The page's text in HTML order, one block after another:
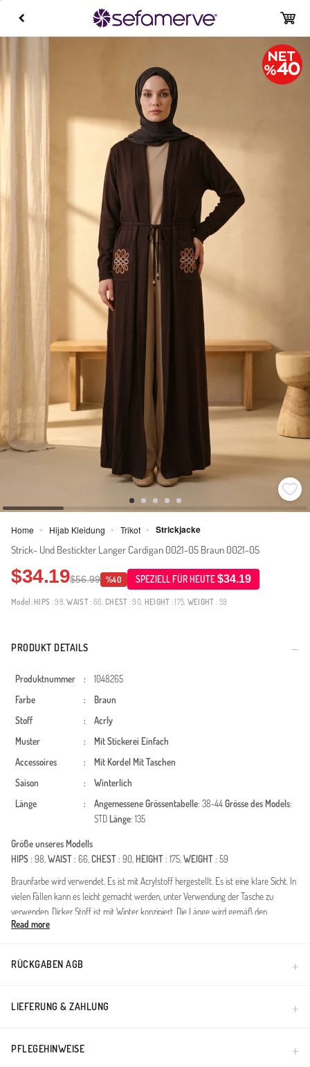
Home > Hijab Kleidung > Trikot > Strickjacke
Strick- Und Bestickter Langer Cardigan 0021-05 Braun 0021-05
$34.19$56.99 %40 SPEZIELL FÜR HEUTE$34.19
Model: HIPS : 98,WAIST: 66,CHEST : 90, HEIGHT : 175, WEIGHT : 59
PRODUKT DETAILS
Produktnummer :
1048265
Farbe
:
Braun
Stoff
:
Acrly
Muster
: Mit Stickerei Einfach
Accessoires
: Mit Kordel Mit Taschen
Saison
:
Winterlich
Länge
: Angemessene Grössentabelle: 38-44Grösse des Models:
STD Länge: 135
Größe unseres Modells
HIPS: 98,WAIST: 66,CHEST: 90, HEIGHT: 175,WEIGHT: 59
Braunfarbe wird verwendet. Es ist mit Acrylstoff hergestellt. Es ist eine klare Sicht. In
vielen Fällen kann es leicht gemacht werden, unter Verwendung der Tasche zu
verwenden. Dicker Stoff ist mit Winter konzipiert. Die Länge wird gemäß den
Standardgrößen angepasst.
Read more
RÜCKGABEN AGB
LIEFERUNG & ZAHLUNG
PFLEGEHINWEISE